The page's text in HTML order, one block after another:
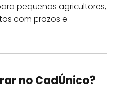
pequenos agricultores,
com prazos e
no CadÚnico?